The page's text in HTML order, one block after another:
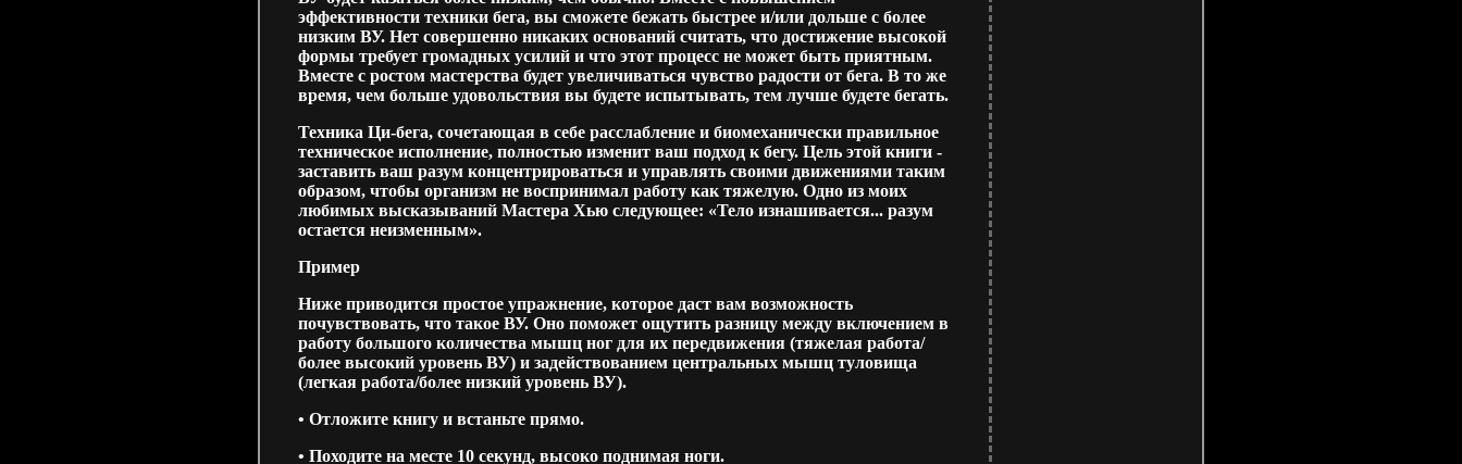
эффективности техники бега, вы сможете бежать быстрее и/или дольше с более
низким ВУ. Нет совершенно никаких оснований считать, что достижение высокой
формы требует громадных усилий и что этот процесс не может быть приятным.
Вместе с ростом мастерства будет увеличиваться чувство радости от бега. В то же
время, чем больше удовольствия вы будете испытывать, тем лучше будете бегать.
Техника Ци-бега, сочетающая в себе расслабление и биомеханически правильное
техническое исполнение, полностью изменит ваш подход к бегу. Цель этой книги -
заставить ваш разум концентрироваться и управлять своими движениями таким
образом, чтобы организм не воспринимал работу как тяжелую. Одно из моих
любимых высказываний Мастера Хью следующее: «Тело изнашивается... разум
остается неизменным».
Пример
Ниже приводится простое упражнение, которое даст вам возможность
почувствовать, что такое ВУ. Оно поможет ощутить разницу между включением в
работу большого количества мышц ног для их передвижения (тяжелая работа/
более высокий уровень ВУ) и задействованием центральных мышц туловища
(легкая работа/более низкий уровень ВУ).
• Отложите книгу и встаньте прямо.
• Походите на месте 10 секунд, высоко поднимая ноги.